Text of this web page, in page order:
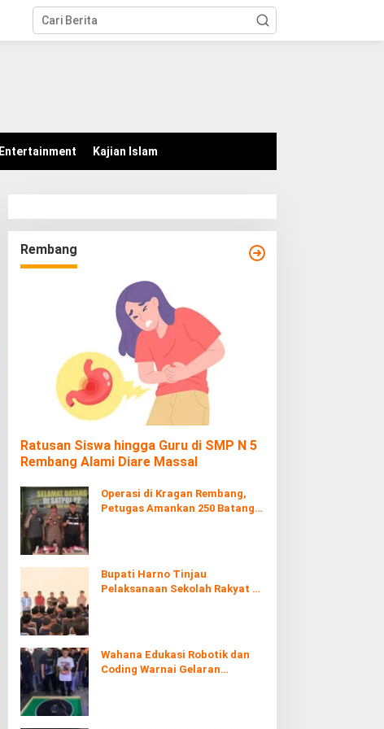
Entertainment Kajian Islam
Rembang
Ratusan Siswa hingga Guru di SMP N 5
Rembang Alami Diare Massal
Operasi di Kragan Rembang,
Petugas Amankan 250 Batang
Bupati Harno Tinjau
Pelaksanaan Sekolah Rakyat di
Wahana Edukasi Robotik dan
Coding Warnai Gelaran